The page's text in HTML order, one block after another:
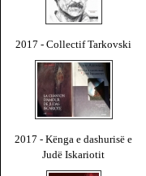
2017 - Collectif Tarkovski
2017 - Kënga e dashurisë e
Judë Iskariotit